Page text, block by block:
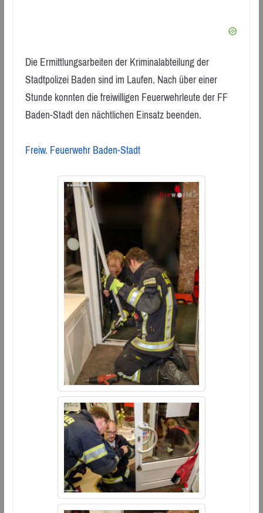
Die Ermittlungsarbeiten der Kriminalabteilung der
Stadtpolizei Baden sind im Laufen. Nach über einer
Stunde konnten die freiwilligen Feuerwehrleute der FF
Baden-Stadt den nächtlichen Einsatz beenden.
Freiw. Feuerwehr Baden-Stadt